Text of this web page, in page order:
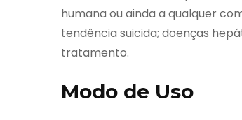
humana ou ainda a qualquer
tendência suicida; doenças
tratamento.
Modo de Uso